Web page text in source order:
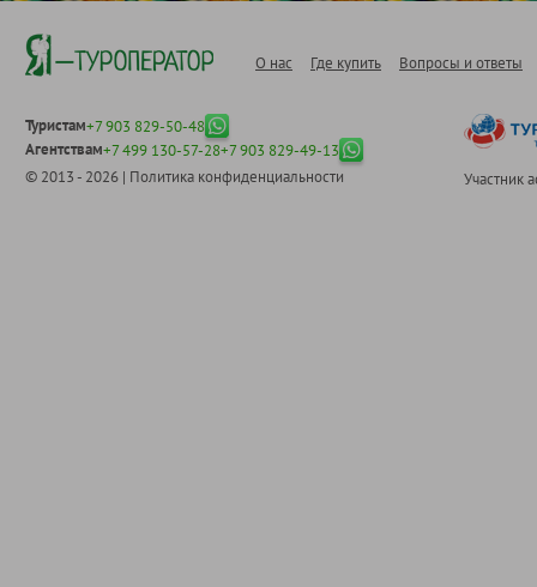
О нас Где купить Вопросы и ответы
Туристам+7 903 829-50-48
Агентствам+7 499 130-57-28+7 903 829-49-13
© 2013 - 2026 | Политика конфиденциальности Участник